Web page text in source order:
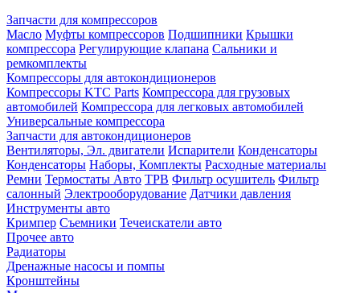
Запчасти для компрессоров
Масло Муфты компрессоров Подшипники Крышки
компрессора Регулирующие клапана Сальники и
ремкомплекты
Компрессоры для автокондиционеров
Компрессоры KTC Parts Компрессора для грузовых
автомобилей Компрессора для легковых автомобилей
Универсальные компрессора
Запчасти для автокондиционеров
Вентиляторы, Эл. двигатели Испарители Конденсаторы
Конденсаторы Наборы, Комплекты Расходные материалы
Ремни Термостаты Авто ТРВ Фильтр осушитель Фильтр
салонный Электрооборудование Датчики давления
Инструменты авто
Кримпер Съемники Течеискатели авто
Прочее авто
Радиаторы
Дренажные насосы и помпы
Кронштейны